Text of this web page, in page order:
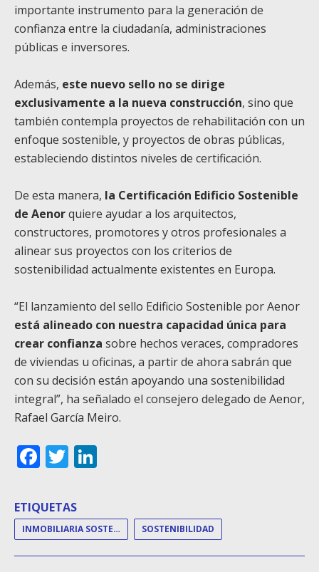
importante instrumento para la generación de
confianza entre la ciudadanía, administraciones
públicas e inversores.
Además, este nuevo sello no se dirige
exclusivamente a la nueva construcción, sino que
también contempla proyectos de rehabilitación con un
enfoque sostenible, y proyectos de obras públicas,
estableciendo distintos niveles de certificación.
De esta manera, la Certificación Edificio Sostenible
de Aenorquiere ayudar a los arquitectos,
constructores, promotores y otros profesionales a
alinear sus proyectos con los criterios de
sostenibilidad actualmente existentes en Europa.
“El lanzamiento del sello Edificio Sostenible por Aenor
está alineado con nuestra capacidad única para
crear confianza sobre hechos veraces, compradores
de viviendas u oficinas, a partir de ahora sabrán que
con su decisión están apoyando una sostenibilidad
integral”, ha señalado el consejero delegado de Aenor,
Rafael García Meiro.
Facebook
Twitter
ETIQUETAS
INMOBILIARIA SOSTENIBLE SOSTENIBILIDAD